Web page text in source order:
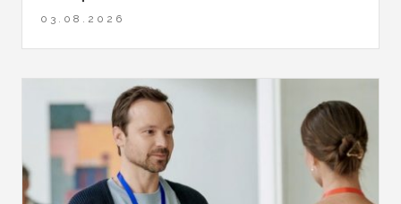
03.08.2026